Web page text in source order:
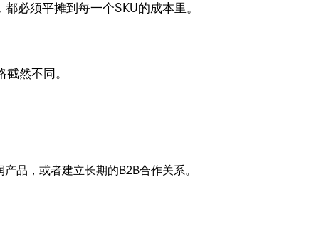
都必须平摊到每一个SKU的成本里。
然不同。
品，或者建立长期的B2B合作关系。